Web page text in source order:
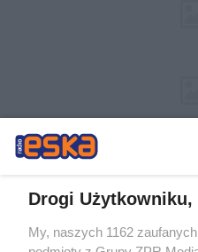
Żaden utwór zamieszczony w
Drogi Użytkowniku,
My, naszych 1162